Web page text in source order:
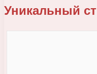
Уникальный